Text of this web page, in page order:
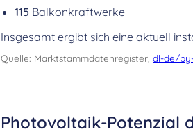
115 Balkonkraftwerke
Insgesamt ergibt sich eine aktuell
Quelle: Marktstammdatenregister, dl-de/
Photovoltaik-Potenzial